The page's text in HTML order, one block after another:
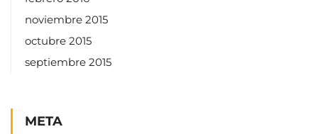
noviembre 2015
octubre 2015
septiembre 2015
META